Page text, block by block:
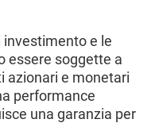
investimento e le
essere soggette a
azionari e monetari
performance
una garanzia per